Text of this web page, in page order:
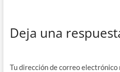
Deja una
Tu dirección de correo electrónico